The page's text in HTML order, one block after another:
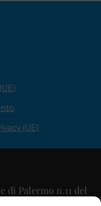
(UE)
Palermo n.11 del